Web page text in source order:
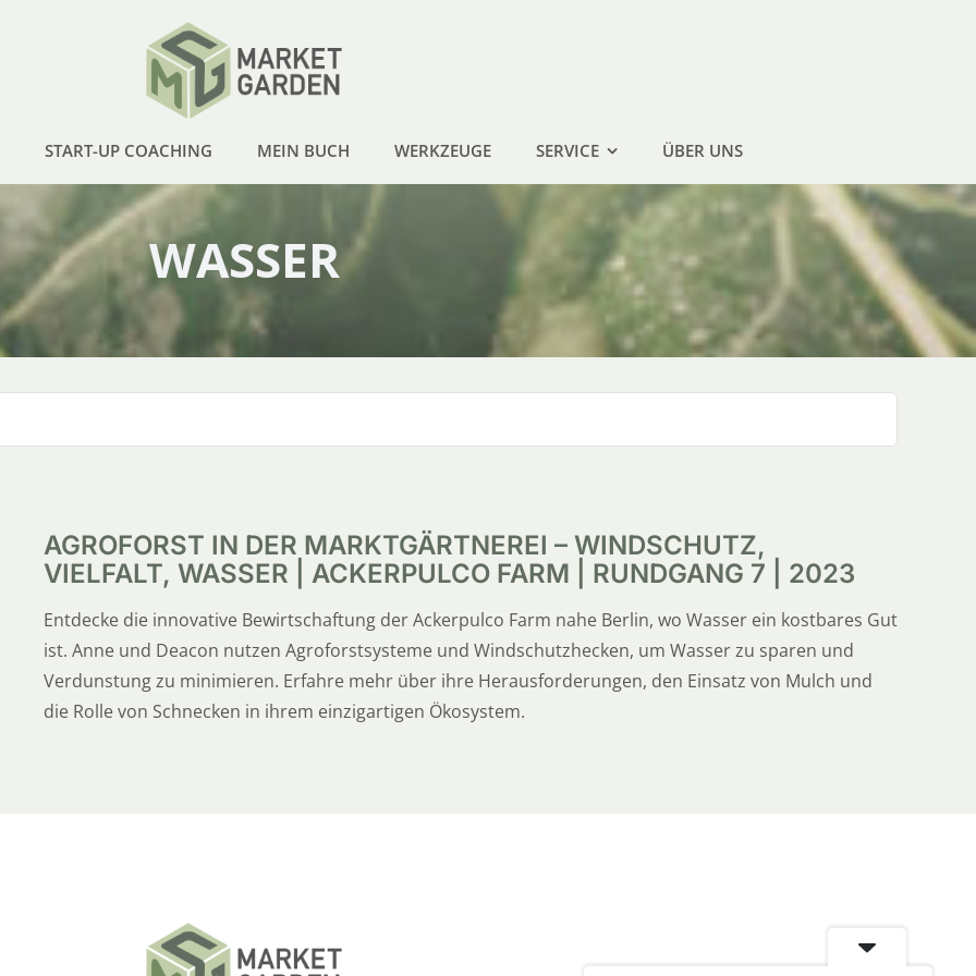
START-UP COACHING MEIN BUCH WERKZEUGE SERVICE ÜBER UNS
WASSER
AGROFORST IN DER MARKTGÄRTNEREI – WINDSCHUTZ,
VIELFALT, WASSER | ACKERPULCO FARM | RUNDGANG 7 | 2023
Entdecke die innovative Bewirtschaftung der Ackerpulco Farm nahe Berlin, wo Wasser ein kostbares Gut
ist. Anne und Deacon nutzen Agroforstsysteme und Windschutzhecken, um Wasser zu sparen und
Verdunstung zu minimieren. Erfahre mehr über ihre Herausforderungen, den Einsatz von Mulch und
die Rolle von Schnecken in ihrem einzigartigen Ökosystem.